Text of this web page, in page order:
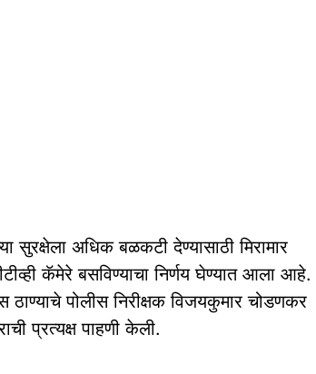
सुरक्षेला अधिक बळकटी देण्यासाठी मिरामार
कॅमेरे बसविण्याचा निर्णय घेण्यात आला आहे.
ठाण्याचे पोलीस निरीक्षक विजयकुमार चोडणकर
प्रत्यक्ष पाहणी केली.